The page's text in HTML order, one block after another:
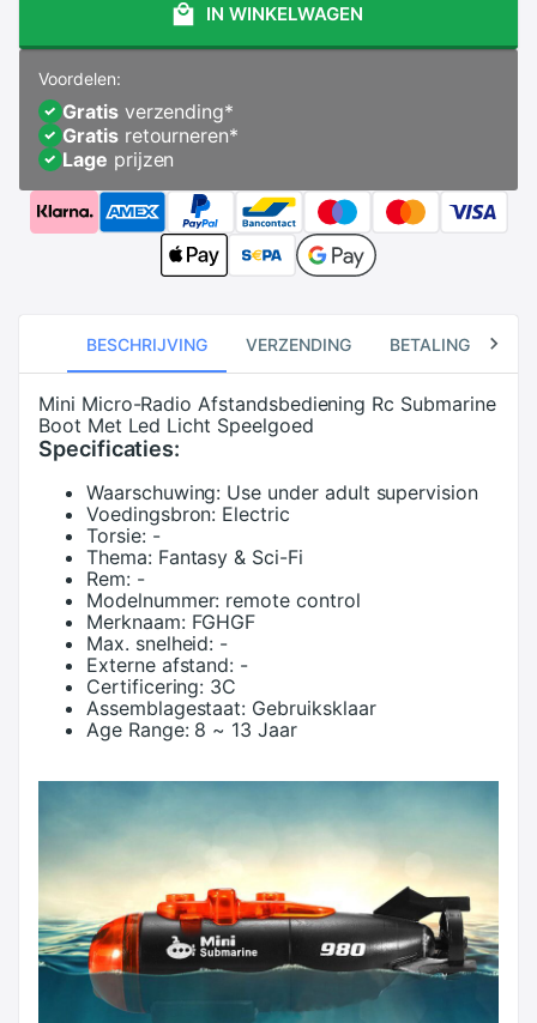
IN WINKELWAGEN
Voordelen:
Gratisverzending*
Gratisretourneren*
Lage prijzen
BESCHRIJVING VERZENDING BETALING
Mini Micro-Radio Afstandsbediening Rc Submarine
Boot Met Led Licht Speelgoed
Specificaties:
Waarschuwing: Use under adult supervision
Voedingsbron: Electric
Torsie: -
Thema: Fantasy & Sci-Fi
Rem: -
Modelnummer: remote control
Merknaam: FGHGF
Max. snelheid: -
Externe afstand: -
Certificering: 3C
Assemblagestaat: Gebruiksklaar
Age Range: 8 ~ 13 Jaar